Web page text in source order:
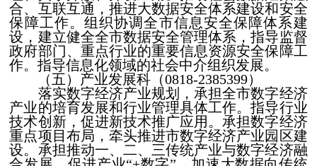
合、互联互通，推进大数据安全体系建设和安全
保障工作。组织协调全市信息安全保障体系建
设，建立健全全市数据安全管理体系，指导监督
政府部门、重点行业的重要信息资源安全保障工
作。指导信息化领域的社会中介组织发展。
（五）产业发展科（0818-2385399）
落实数字经济产业规划，承担全市数字经济
产业的培育发展和行业管理具体工作。指导行业
技术创新，促进新技术推广应用。承担数字经济
重点项目布局，牵头推进市数字经济产业园区建
设。承担推动一、二、三传统产业与数字经济融